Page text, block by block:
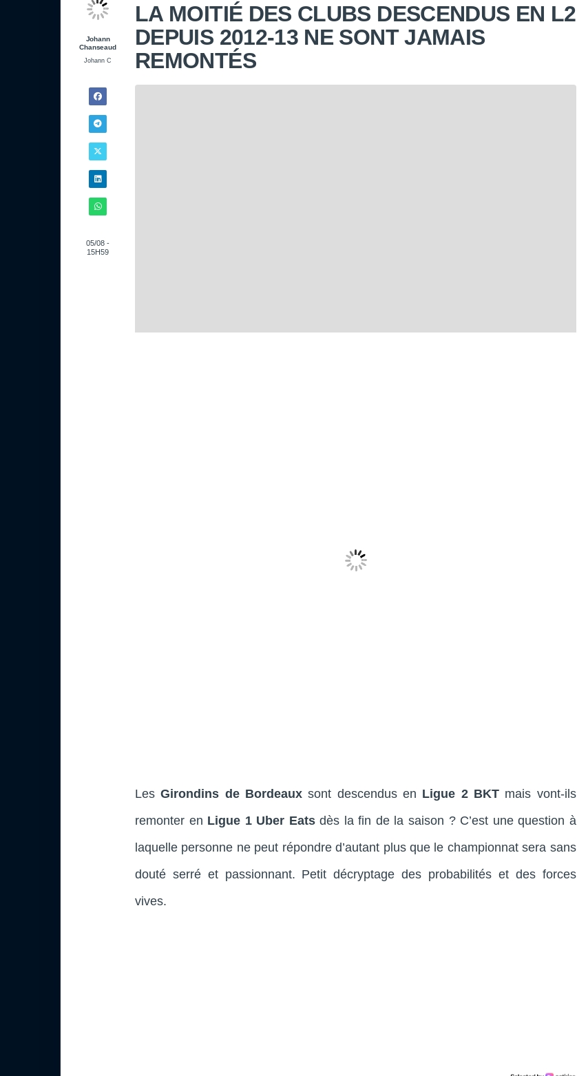
Johann
Chanseaud
Johann C
05/08 -
15H59
LA MOITIÉ DES CLUBS DESCENDUS EN L2
DEPUIS 2012-13 NE SONT JAMAIS
REMONTÉS
LesGirondins de Bordeaux sont descendus en Ligue 2 BKT mais vont-ils
remonter en Ligue 1 Uber Eatsdès la fin de la saison ? C’est une question à
laquelle personne ne peut répondre d’autant plus que le championnat sera sans
douté serré et passionnant. Petit décryptage des probabilités et des forces
vives.